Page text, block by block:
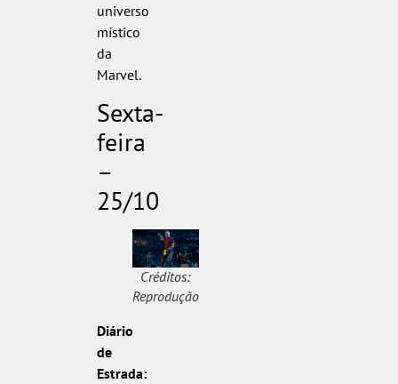
universo
místico
da
Marvel.
Sexta-
feira
–
25/10
Créditos:
Reprodução
Diário
de
Estrada: